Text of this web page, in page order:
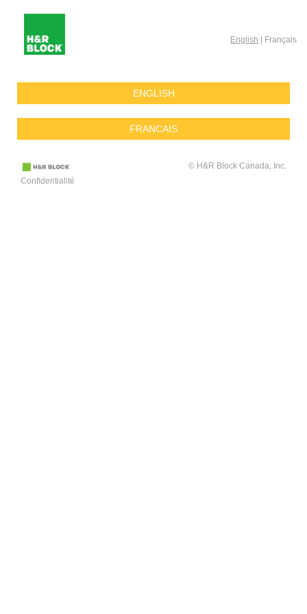
English | Français
ENGLISH
FRANCAIS
Confidentialité
© H&R Block Canada, Inc.